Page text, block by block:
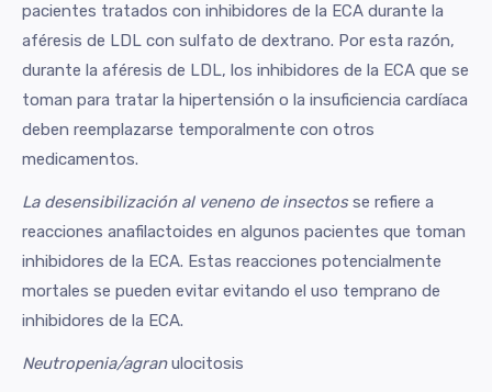
pacientes tratados con inhibidores de la ECA durante la
aféresis de LDL con sulfato de dextrano. Por esta razón,
durante la aféresis de LDL, los inhibidores de la ECA que se
toman para tratar la hipertensión o la insuficiencia cardíaca
deben reemplazarse temporalmente con otros
medicamentos.
La desensibilización al veneno de insectosse refiere a
reacciones anafilactoides en algunos pacientes que toman
inhibidores de la ECA. Estas reacciones potencialmente
mortales se pueden evitar evitando el uso temprano de
inhibidores de la ECA.
Neutropenia/agranulocitosis